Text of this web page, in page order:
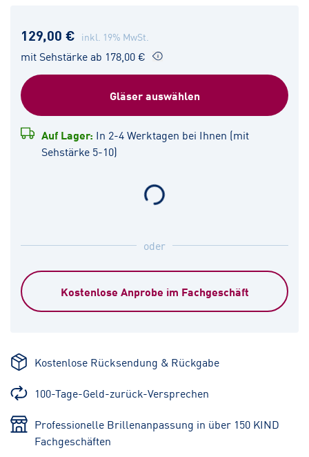
129,00 € inkl. 19% MwSt.
mit Sehstärke ab 178,00 €
Gläser auswählen
Auf Lager: In 2-4 Werktagen bei Ihnen (mit
Sehstärke 5-10)
oder
Kostenlose Anprobe im Fachgeschäft
Kostenlose Rücksendung & Rückgabe
100-Tage-Geld-zurück-Versprechen
Professionelle Brillenanpassung in über 150 KIND
Fachgeschäften